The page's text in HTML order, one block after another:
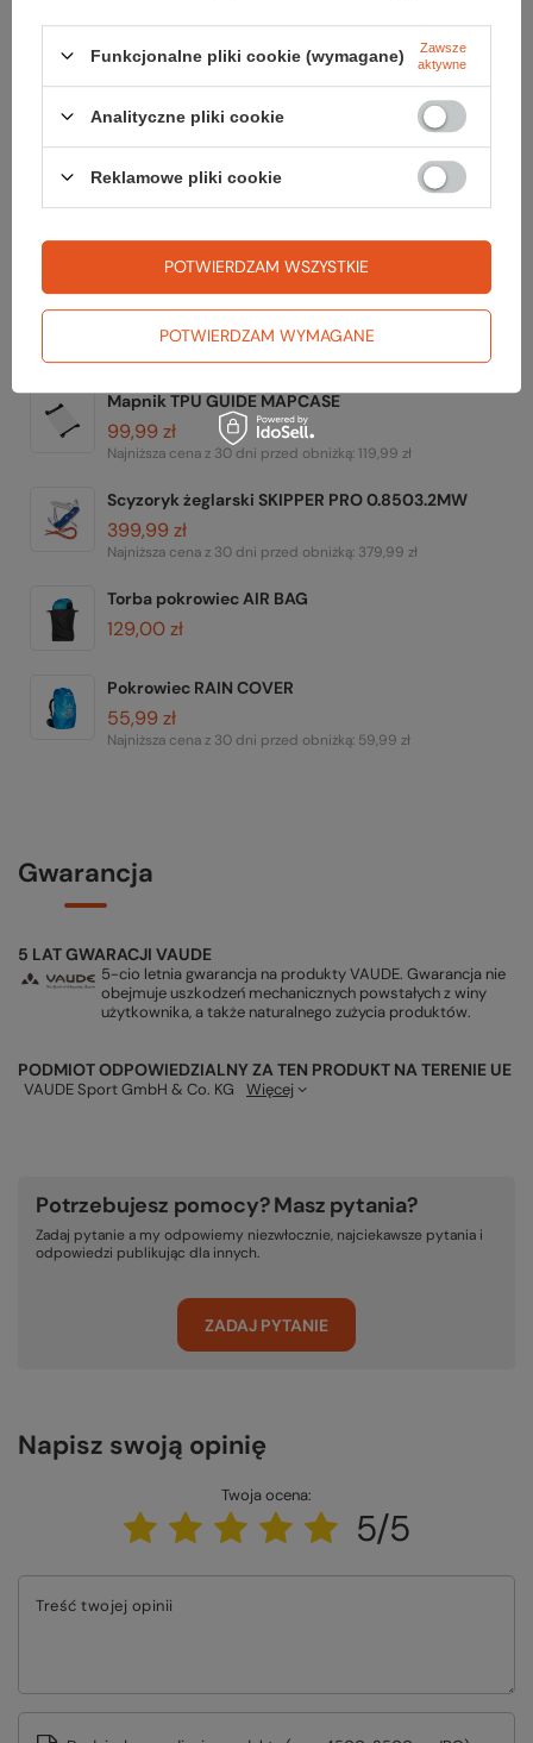
TWOJA LISTA SPRZĘTOWA
Zerknij też na to:
Butelka trytanowa VIKING TRITAN BOTTLE 650 ml
69,99 zł
Mapnik TPU GUIDE MAPCASE
99,99 zł
Najniższa cena z 30 dni przed obniżką:119,99 zł
Scyzoryk żeglarski SKIPPER PRO 0.8503.2MW
399,99 zł
Najniższa cena z 30 dni przed obniżką: 379,99 zł
Torba pokrowiec AIR BAG
129,00 zł
Pokrowiec RAIN COVER
55,99 zł
Najniższa cena z 30 dni przed obniżką: 59,99 zł
Gwarancja
5 LAT GWARACJI VAUDE
5-cio letnia gwarancja na produkty VAUDE. Gwarancja nie
obejmuje uszkodzeń mechanicznych powstałych z winy
użytkownika, a także naturalnego zużycia produktów.
PODMIOT ODPOWIEDZIALNY ZA TEN PRODUKT NA TERENIE UE
VAUDE Sport GmbH & Co. KG Więcej
Potrzebujesz pomocy? Masz pytania?
Zadaj pytanie a my odpowiemy niezwłocznie, najciekawsze pytania i
odpowiedzi publikując dla innych.
ZADAJ PYTANIE
Napisz swoją opinię
Twoja ocena:
5/5
Treść twojej opinii
Funkcjonalne pliki cookie (wymagane)
Zawsze
aktywne
Analityczne pliki cookie
Reklamowe pliki cookie
POTWIERDZAM WYMAGANE
POTWIERDZAM WSZYSTKIE